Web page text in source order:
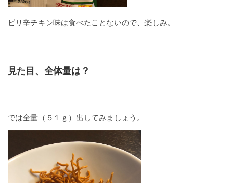
ピリ辛チキン味は食べたことないので、楽しみ。
見た目、全体量は？
では全量（５１ｇ）出してみましょう。